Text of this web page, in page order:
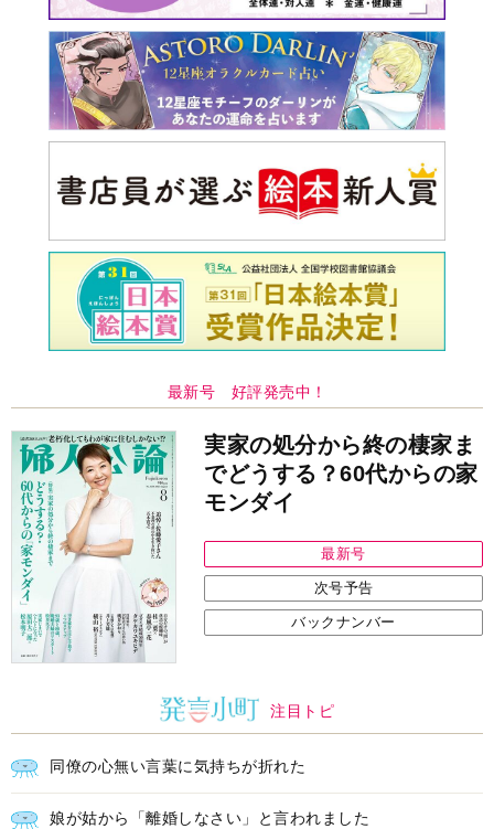
最新号 好評発売中！
実家の処分から終の棲家ま
でどうする？60代からの家
モンダイ
最新号
次号予告
バックナンバー
注目トピ
同僚の心無い言葉に気持ちが折れた
娘が姑から「離婚しなさい」と言われました